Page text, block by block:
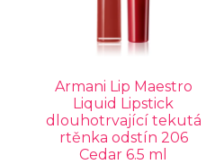
Armani Lip Maestro
Liquid Lipstick
dlouhotrvající tekutá
rtěnka odstín 206
Cedar 6.5 ml